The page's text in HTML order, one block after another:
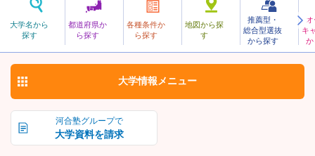
大学名から
探す
都道府県か
ら探す
各種条件か
ら探す
地図から探
す
推薦型・
総合型選抜
から探す
キ
か
私立
どうししゃ
同志社大学 お気に入り
河合塾グループで
大学資料を請求
大学情報 メニュー